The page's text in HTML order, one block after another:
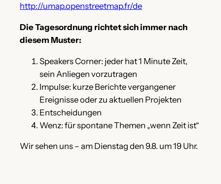
http://umap.openstreetmap.fr/de
Die Tagesordnung richtet sich immer nach
diesem Muster:
Speakers Corner: jeder hat 1 Minute Zeit,
sein Anliegen vorzutragen
Impulse: kurze Berichte vergangener
Ereignisse oder zu aktuellen Projekten
Entscheidungen
Wenz: für spontane Themen „wenn Zeit ist“
Wir sehen uns – am Dienstag den 9.8. um 19 Uhr.